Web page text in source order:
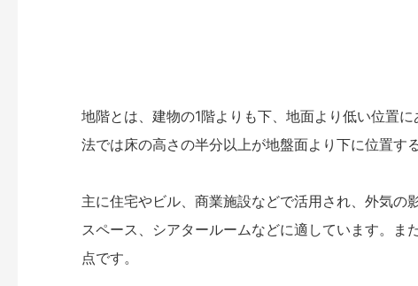
地階とは、建物の1階よりも下、地面より低い位置
法では床の高さの半分以上が地盤面より下に位置す
主に住宅やビル、商業施設などで活用され、外気
スペース、シアタールームなどに適しています。
点です。